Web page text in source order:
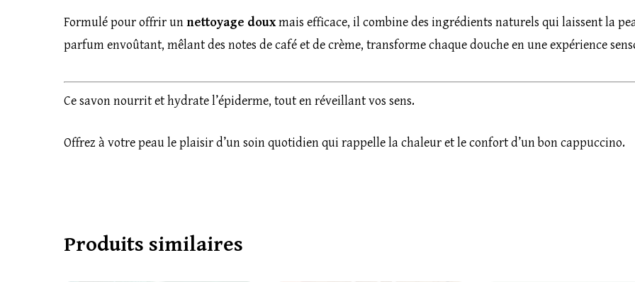
Formulé pour offrir unnettoyage douxmais efficace, il combine des ingrédients naturels qui laissent la
parfum envoûtant, mêlant des notes de café et de crème, transforme chaque douche en une expérience
Ce savon nourrit et hydrate l’épiderme, tout en réveillant vos sens.
Offrez à votre peau le plaisir d’un soin quotidien qui rappelle la chaleur et le confort d’un bon cappuccino.
Produits similaires